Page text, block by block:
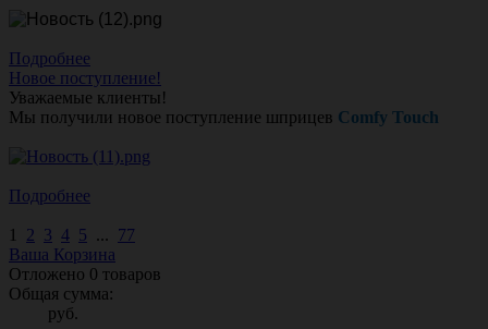
Подробнее
Новое поступление!
Уважаемые клиенты!
Мы получили новое поступление шприцев Comfy Touch
Подробнее
1 2 3 4 5 ... 77
Ваша Корзина
Отложено 0 товаров
Общая сумма:
руб.